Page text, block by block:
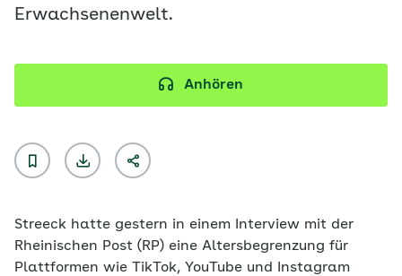
Erwachsenenwelt.
Anhören
Streeck hatte gestern in einem Interview mit der
Rheinischen Post (RP) eine Altersbegrenzung für
Plattformen wie TikTok, YouTube und Instagram